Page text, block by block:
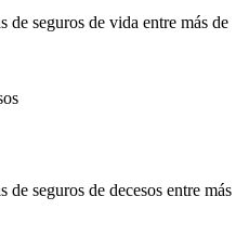
de seguros de vida entre más de
de seguros de decesos entre más